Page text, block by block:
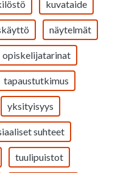
kuvataide
näytelmät
opiskelijatarinat
tapaustutkimus
yksityisyys
suhteet
tuulipuistot